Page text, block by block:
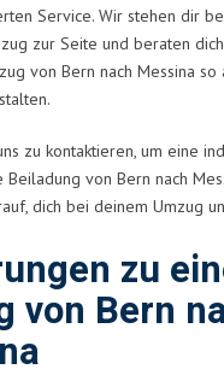
Service. Wir stehen dir
zur Seite und beraten
von Bern nach Messina so
zu kontaktieren, um eine
Beiladung von Bern nach
dich bei deinem Umzug
zu
von Bern